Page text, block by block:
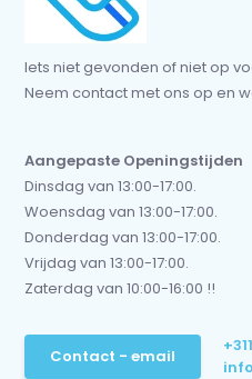
Iets niet gevonden of niet op
Neem contact met ons op en
Aangepaste Openingstijden
Dinsdag van 13:00-17:00.
Woensdag van 13:00-17:00.
Donderdag van 13:00-17:00.
Vrijdag van 13:00-17:00.
Zaterdag van 10:00-16:00 !!
Contact - email